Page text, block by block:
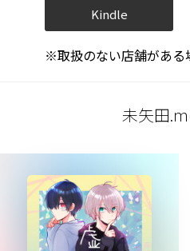
Kindle
※取扱のない店舗がある
未矢田